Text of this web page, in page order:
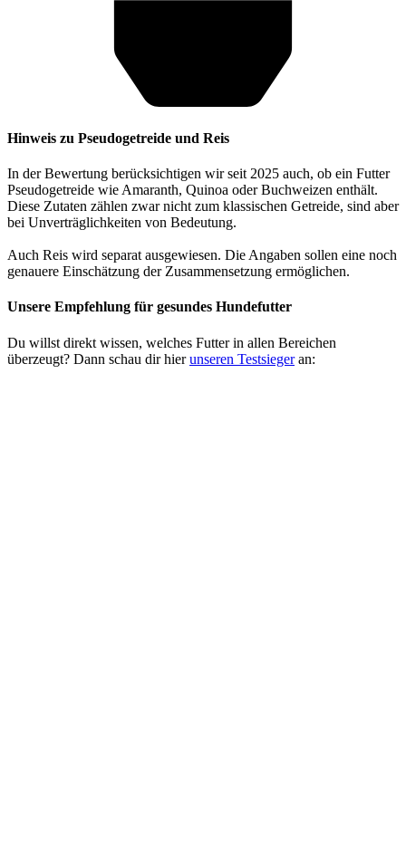
Hinweis zu Pseudogetreide und Reis
In der Bewertung berücksichtigen wir seit 2025 auch, ob ein Futter
Pseudogetreide wie Amaranth, Quinoa oder Buchweizen enthält.
Diese Zutaten zählen zwar nicht zum klassischen Getreide, sind aber
bei Unverträglichkeiten von Bedeutung.
Auch Reis wird separat ausgewiesen. Die Angaben sollen eine noch
genauere Einschätzung der Zusammensetzung ermöglichen.
Unsere Empfehlung für gesundes Hundefutter
Du willst direkt wissen, welches Futter in allen Bereichen
überzeugt? Dann schau dir hierunseren Testsiegeran: